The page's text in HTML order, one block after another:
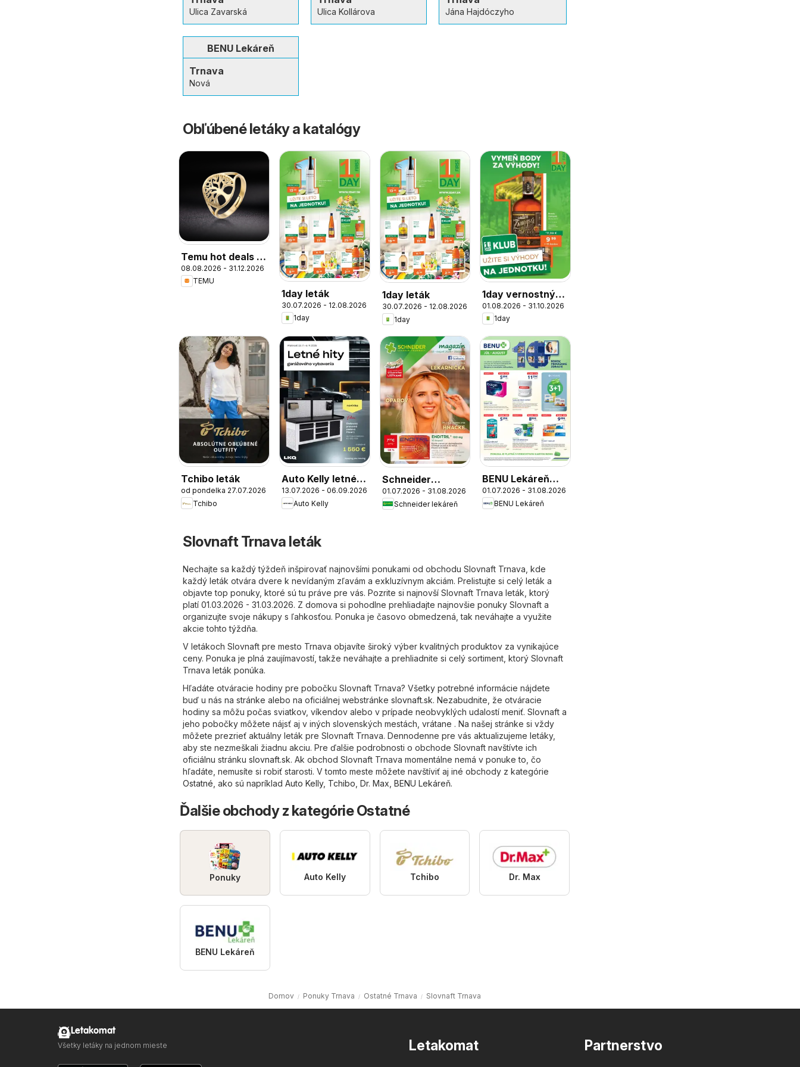
Ulica Zavarská Ulica Kollárova Jána Hajdóczyho
BENU Lekáreň
Trnava
Nová
Obľúbené letáky a katalógy
Temu hot deals –
Slovakia
08.08.2026 - 31.12.2026
TEMU
1day leták
30.07.2026 - 12.08.2026
1day
1day leták
30.07.2026 - 12.08.2026
1day
1day vernostný
katalóg
01.08.2026 - 31.10.2026
1day
Tchibo leták
od pondelka 27.07.2026
Tchibo
Auto Kelly letné
hity
13.07.2026 - 06.09.2026
Auto Kelly
Schneider
lekáreň leták
01.07.2026 - 31.08.2026
Schneider lekáreň
BENU Lekáreň
leták
01.07.2026 - 31.08.2026
BENU Lekáreň
Slovnaft Trnava leták
Nechajte sa každý týždeň inšpirovať najnovšími ponukami od obchodu Slovnaft Trnava, kde
každý leták otvára dvere k nevídaným zľavám a exkluzívnym akciám. Prelistujte si celý leták a
objavte top ponuky, ktoré sú tu práve pre vás. Pozrite si najnovší Slovnaft Trnava leták, ktorý
platí 01.03.2026 - 31.03.2026. Z domova si pohodlne prehliadajte najnovšie ponuky Slovnaft a
organizujte svoje nákupy s ľahkosťou. Ponuka je časovo obmedzená, tak neváhajte a využite
akcie tohto týždňa.
V letákoch Slovnaft pre mesto Trnava objavíte široký výber kvalitných produktov za vynikajúce
ceny. Ponuka je plná zaujímavostí, takže neváhajte a prehliadnite si celý sortiment, ktorý Slovnaft
Trnava leták ponúka.
Hľadáte otváracie hodiny pre pobočku Slovnaft Trnava? Všetky potrebné informácie nájdete
buď u nás na stránke alebo na oficiálnej webstránke slovnaft.sk. Nezabudnite, že otváracie
hodiny sa môžu počas sviatkov, víkendov alebo v prípade neobvyklých udalostí meniť. Slovnaft a
jeho pobočky môžete nájsť aj v iných slovenských mestách, vrátane . Na našej stránke si vždy
môžete prezrieť aktuálny leták pre Slovnaft Trnava. Dennodenne pre vás aktualizujeme letáky,
aby ste nezmeškali žiadnu akciu. Pre ďalšie podrobnosti o obchode Slovnaft navštívte ich
oficiálnu stránku slovnaft.sk. Ak obchod Slovnaft Trnava momentálne nemá v ponuke to, čo
hľadáte, nemusíte si robiť starosti. V tomto meste môžete navštíviť aj iné obchody z kategórie
Ostatné , ako sú napríklad Auto Kelly, Tchibo Dr. Max BENU Lekáreň.
Ďalšie obchody z kategórie Ostatné
Ponuky Auto Kelly Tchibo Dr. Max
BENU Lekáreň
Domov Ponuky Trnava Ostatné Trnava Slovnaft Trnava
Letakomat Partnerstvo
Letakomat
Všetky letáky na jednom mieste